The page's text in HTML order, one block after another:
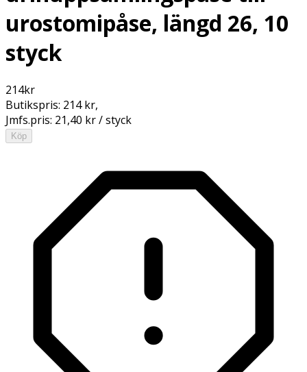
urostomipåse, längd 26, 10
styck
214kr
Butikspris: 214 kr,
Jmfs.pris: 21,40 kr / styck
Köp